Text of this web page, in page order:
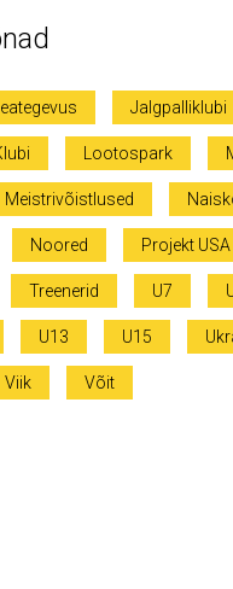
Jalgpalliklubi
Lootospark
Meistrivõistlused
Noored Projekt USA
Treenerid U7
U13 U15
Viik Võit